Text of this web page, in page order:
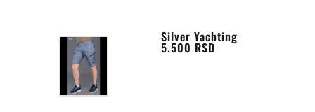
Silver Yachting
5.500 RSD